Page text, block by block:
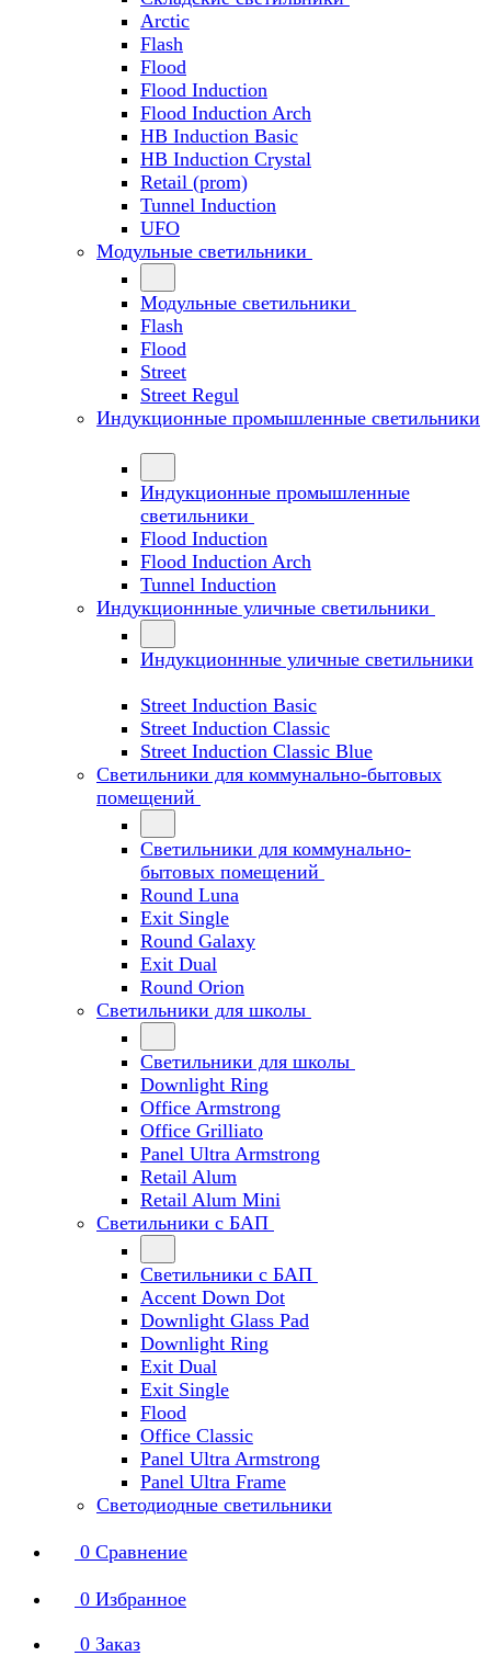
Arctic
Flash
Flood
Flood Induction
Flood Induction Arch
HB Induction Basic
HB Induction Crystal
Retail (prom)
Tunnel Induction
UFO
Модульные светильники
Модульные светильники
Flash
Flood
Street
Street Regul
Индукционные промышленные светильники
Индукционные промышленные
светильники
Flood Induction
Flood Induction Arch
Tunnel Induction
Индукционнные уличные светильники
Индукционнные уличные светильники
Street Induction Basic
Street Induction Classic
Street Induction Classic Blue
Светильники для коммунально-бытовых
помещений
Светильники для коммунально-
бытовых помещений
Round Luna
Exit Single
Round Galaxy
Exit Dual
Round Orion
Светильники для школы
Светильники для школы
Downlight Ring
Office Armstrong
Office Grilliato
Panel Ultra Armstrong
Retail Alum
Retail Alum Mini
Светильники с БАП
Светильники с БАП
Accent Down Dot
Downlight Glass Pad
Downlight Ring
Exit Dual
Exit Single
Flood
Office Classic
Panel Ultra Armstrong
Panel Ultra Frame
Светодиодные светильники
0 Сравнение
0 Избранное
0 Заказ